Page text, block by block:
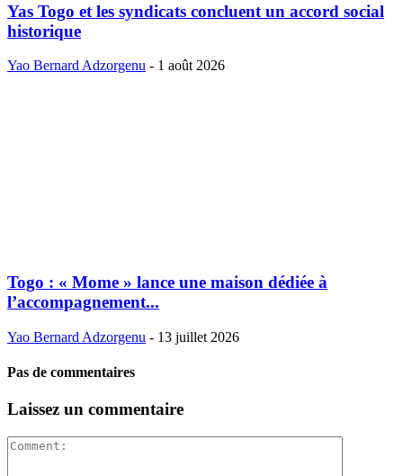
Yas Togo et les syndicats concluent un accord social
historique
Yao Bernard Adzorgenu - 1 août 2026
Togo : « Mome » lance une maison dédiée à
l’accompagnement...
Yao Bernard Adzorgenu - 13 juillet 2026
Pas de commentaires
Laissez un commentaire